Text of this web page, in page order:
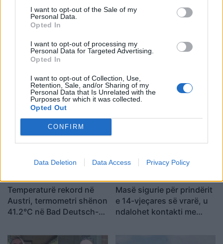
I want to opt-out of the Sale of my
Personal Data.
Opted In
I want to opt-out of processing my
Personal Data for Targeted Advertising.
Opted In
I want to opt-out of Collection, Use,
Retention, Sale, and/or Sharing of my
Personal Data that Is Unrelated with the
Purposes for which it was collected.
Opted Out
CONFIRM
Data Deletion Data Access Privacy Policy
Pas 83 vitesh në detin
Jon, gjendet thuajse e
paprekur anija e rrallë
gjermane LS 6
Nxehtësia ekstreme në
Europë po grabit gjumin,
65% e popullsisë raporton
natë
Temperaturë rekord në
Austri, termometri shënon
41.2°C në Bad Deutsch-
Masë sigurie për prindërit
e 14-vjeçares së vrarë, u
ndalohet kontakti me